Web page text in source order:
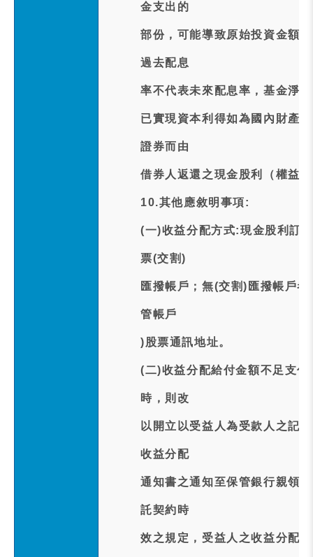
金支出的
部份，可能導致原始投資金額
過去配息
率不代表未來配息率，基金淨
已實現資本利得如為國內財產
證券而由
借券人返還之現金股利（權益
10.其他應敘明事項:
(一)收益分配方式:現金股利訂
票(交割)
匯撥帳戶；無(交割)匯撥帳戶
管帳戶
)股票通訊地址。
(二)收益分配給付金額不足支
時，則改
以開立以受益人為受款人之記
收益分配
通知書之通知至保管銀行親領
託契約時
效之規定，受益人之收益分配